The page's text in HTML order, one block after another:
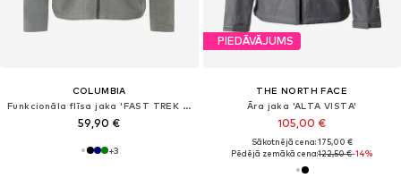
COLUMBIA
Funkcionāla flīsa jaka 'FAST TREK II'
59,90 €
+3
PIEDĀVĀJUMS
THE NORTH FACE
Āra jaka 'ALTA VISTA'
105,00 €
Sākotnējā cena: 175,00 €
Pēdējā zemākā cena:122,50 €-14%